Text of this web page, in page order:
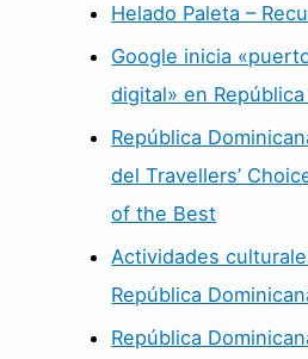
Helado Paleta –
Google inicia
digital» en
República
del Travellers’
of the Best
Actividades
República
República